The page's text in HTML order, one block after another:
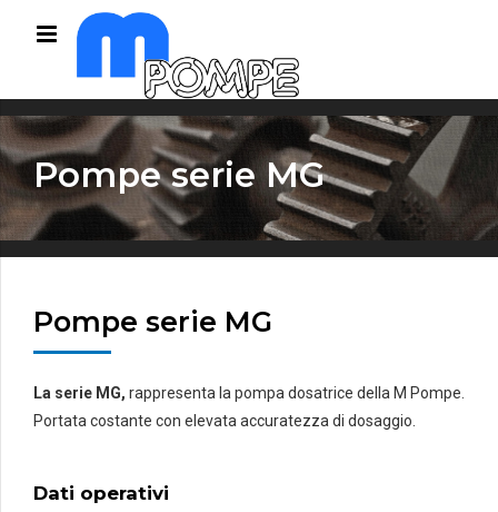
Pompe serie MG
Pompe serie MG
La serie MG, rappresenta la pompa dosatrice della M Pompe.
Portata costante con elevata accuratezza di dosaggio.
Dati operativi